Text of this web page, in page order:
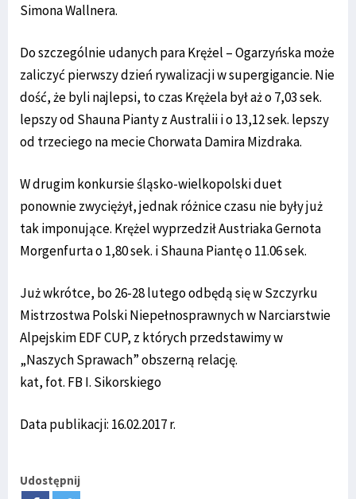
Simona Wallnera.
Do szczególnie udanych para Krężel – Ogarzyńska może
zaliczyć pierwszy dzień rywalizacji w supergigancie. Nie
dość, że byli najlepsi, to czas Krężela był aż o 7,03 sek.
lepszy od Shauna Pianty z Australii i o 13,12 sek. lepszy
od trzeciego na mecie Chorwata Damira Mizdraka.
W drugim konkursie śląsko-wielkopolski duet
ponownie zwyciężył, jednak różnice czasu nie były już
tak imponujące. Krężel wyprzedził Austriaka Gernota
Morgenfurta o 1,80 sek. i Shauna Piantę o 11.06 sek.
Już wkrótce, bo 26-28 lutego odbędą się w Szczyrku
Mistrzostwa Polski Niepełnosprawnych w Narciarstwie
Alpejskim EDF CUP, z których przedstawimy w
„Naszych Sprawach” obszerną relację.
kat, fot. FB I. Sikorskiego
Data publikacji: 16.02.2017 r.
Udostępnij